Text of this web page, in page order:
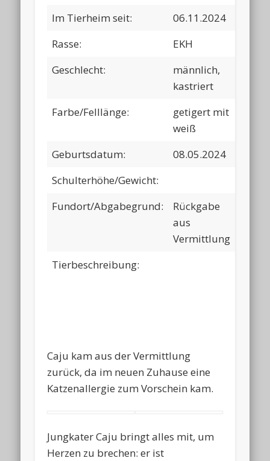
Im Tierheim seit:
06.11.2024
Rasse:
EKH
Geschlecht:
männlich,
kastriert
Farbe/Felllänge:
getigert mit
weiß
Geburtsdatum:
08.05.2024
Schulterhöhe/Gewicht:
Fundort/Abgabegrund:
Rückgabe
aus
Vermittlung
Tierbeschreibung:
Caju kam aus der Vermittlung
zurück, da im neuen Zuhause eine
Katzenallergie zum Vorschein kam.
Jungkater Caju bringt alles mit, um
Herzen zu brechen: er ist